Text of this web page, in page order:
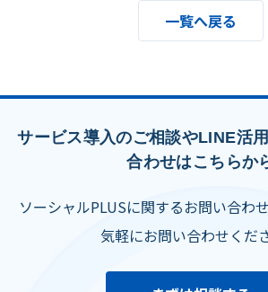
一覧へ戻る
サービス導入のご相談やLINE活
合わせはこちらか
ソーシャルPLUSに関するお問い合わ
気軽にお問い合わせくだ